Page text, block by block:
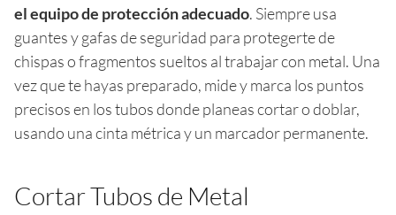
el equipo de protección adecuado. Siempre usa
guantes y gafas de seguridad para protegerte de
chispas o fragmentos sueltos al trabajar con metal. Una
vez que te hayas preparado, mide y marca los puntos
precisos en los tubos donde planeas cortar o doblar,
usando una cinta métrica y un marcador permanente.
Cortar Tubos de Metal